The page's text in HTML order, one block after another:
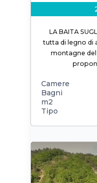
LA BAITA
tutta di legno di
montagne del
Camere
Bagni
m2
Tipo